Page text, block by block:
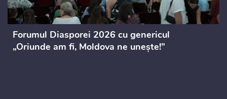
Forumul Diasporei 2026 cu genericul
„Oriunde am fi, Moldova ne unește!”